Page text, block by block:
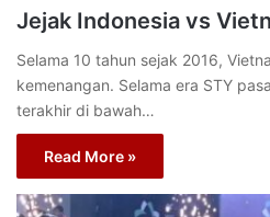
Jejak Indonesia vs
Selama 10 tahun sejak 2016,
kemenangan. Selama era STY
terakhir di bawah…
Read More »